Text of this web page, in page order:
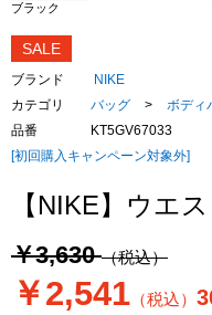
ブラック
SALE
ブランド
NIKE
カテゴリ
バッグ >
ボディ
品番
KT5GV67033
[初回購入キャンペーン対象外]
【NIKE】ウエ
￥3,630（税込）
￥2,541 （税込）